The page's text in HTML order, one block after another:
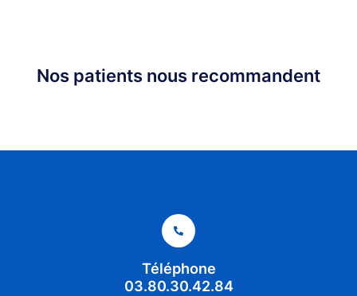
Nos patients nous recommandent
Téléphone
03.80.30.42.84